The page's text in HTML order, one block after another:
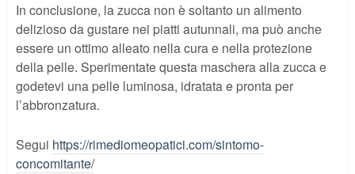
In conclusione, la zucca non è soltanto un alimento
delizioso da gustare nei piatti autunnali, ma può anche
essere un ottimo alleato nella cura e nella protezione
della pelle. Sperimentate questa maschera alla zucca e
godetevi una pelle luminosa, idratata e pronta per
l’abbronzatura.
Segui https://rimediomeopatici.com/sintomo-
concomitante/